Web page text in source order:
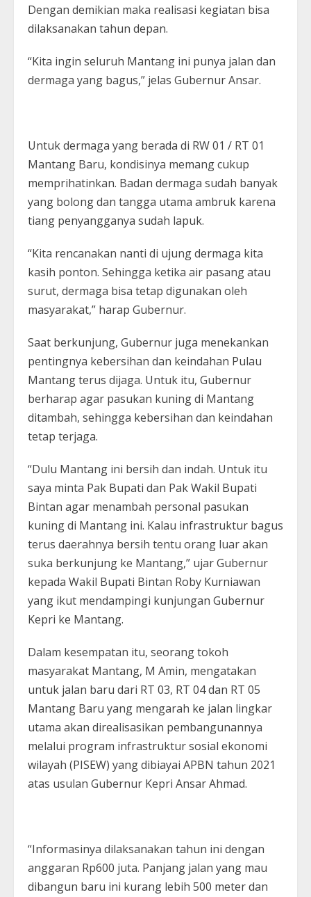
Dengan demikian maka realisasi kegiatan bisa
dilaksanakan tahun depan.
“Kita ingin seluruh Mantang ini punya jalan dan
dermaga yang bagus,” jelas Gubernur Ansar.
Untuk dermaga yang berada di RW 01 / RT 01
Mantang Baru, kondisinya memang cukup
memprihatinkan. Badan dermaga sudah banyak
yang bolong dan tangga utama ambruk karena
tiang penyangganya sudah lapuk.
“Kita rencanakan nanti di ujung dermaga kita
kasih ponton. Sehingga ketika air pasang atau
surut, dermaga bisa tetap digunakan oleh
masyarakat,” harap Gubernur.
Saat berkunjung, Gubernur juga menekankan
pentingnya kebersihan dan keindahan Pulau
Mantang terus dijaga. Untuk itu, Gubernur
berharap agar pasukan kuning di Mantang
ditambah, sehingga kebersihan dan keindahan
tetap terjaga.
“Dulu Mantang ini bersih dan indah. Untuk itu
saya minta Pak Bupati dan Pak Wakil Bupati
Bintan agar menambah personal pasukan
kuning di Mantang ini. Kalau infrastruktur bagus
terus daerahnya bersih tentu orang luar akan
suka berkunjung ke Mantang,” ujar Gubernur
kepada Wakil Bupati Bintan Roby Kurniawan
yang ikut mendampingi kunjungan Gubernur
Kepri ke Mantang.
Dalam kesempatan itu, seorang tokoh
masyarakat Mantang, M Amin, mengatakan
untuk jalan baru dari RT 03, RT 04 dan RT 05
Mantang Baru yang mengarah ke jalan lingkar
utama akan direalisasikan pembangunannya
melalui program infrastruktur sosial ekonomi
wilayah (PISEW) yang dibiayai APBN tahun 2021
atas usulan Gubernur Kepri Ansar Ahmad.
“Informasinya dilaksanakan tahun ini dengan
anggaran Rp600 juta. Panjang jalan yang mau
dibangun baru ini kurang lebih 500 meter dan